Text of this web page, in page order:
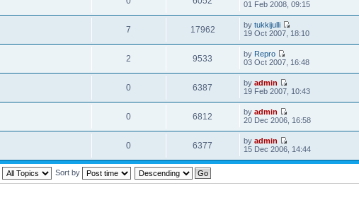
01 Feb 2008, 09:15
7 17962 bytukkijulli
19 Oct 2007, 18:10
2 9533 by Repro
03 Oct 2007, 16:48
0 6387 byadmin
19 Feb 2007, 10:43
0 6812 byadmin
20 Dec 2006, 16:58
0 6377 byadmin
15 Dec 2006, 14:44
Sort by